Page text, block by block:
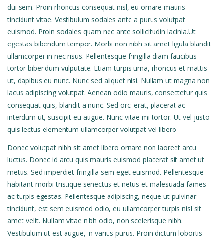
dui sem. Proin rhoncus consequat nisl, eu ornare mauris
tincidunt vitae. Vestibulum sodales ante a purus volutpat
euismod. Proin sodales quam nec ante sollicitudin lacinia.Ut
egestas bibendum tempor. Morbi non nibh sit amet ligula blandit
ullamcorper in nec risus. Pellentesque fringilla diam faucibus
tortor bibendum vulputate. Etiam turpis urna, rhoncus et mattis
ut, dapibus eu nunc. Nunc sed aliquet nisi. Nullam ut magna non
lacus adipiscing volutpat. Aenean odio mauris, consectetur quis
consequat quis, blandit a nunc. Sed orci erat, placerat ac
interdum ut, suscipit eu augue. Nunc vitae mi tortor. Ut vel justo
quis lectus elementum ullamcorper volutpat vel libero
Donec volutpat nibh sit amet libero ornare non laoreet arcu
luctus. Donec id arcu quis mauris euismod placerat sit amet ut
metus. Sed imperdiet fringilla sem eget euismod. Pellentesque
habitant morbi tristique senectus et netus et malesuada fames
ac turpis egestas. Pellentesque adipiscing, neque ut pulvinar
tincidunt, est sem euismod odio, eu ullamcorper turpis nisl sit
amet velit. Nullam vitae nibh odio, non scelerisque nibh.
Vestibulum ut est augue, in varius purus. Proin dictum lobortis